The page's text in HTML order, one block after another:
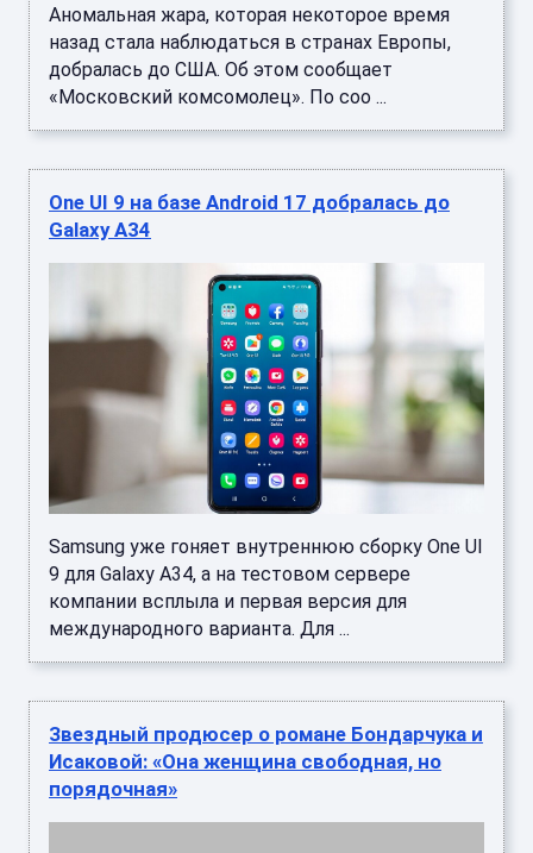
Аномальная жара, которая некоторое время
назад стала наблюдаться в странах Европы,
добралась до США. Об этом сообщает
«Московский комсомолец». По соо ...
One UI 9 на базе Android 17 добралась до
Galaxy A34
Samsung уже гоняет внутреннюю сборку One UI
9 для Galaxy A34, а на тестовом сервере
компании всплыла и первая версия для
международного варианта. Для ...
Звездный продюсер о романе Бондарчука и
Исаковой: «Она женщина свободная, но
порядочная»